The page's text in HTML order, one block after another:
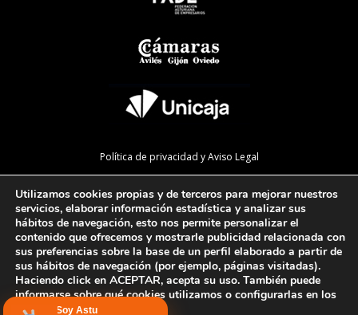
Política de privacidad y Aviso Legal
Política de calidad
Mapa de la web
Preguntas Frecuentes
Configurar cookies
Soy Astu
Utilizamos cookies propias y de terceros para mejorar nuestros
servicios, elaborar información estadística y analizar sus
hábitos de navegación, esto nos permite personalizar el
contenido que ofrecemos y mostrarle publicidad relacionada con
sus preferencias sobre la base de un perfil elaborado a partir de
sus hábitos de navegación (por ejemplo, páginas visitadas).
Haciendo click en ACEPTAR, acepta su uso. También puede
informarse sobre qué cookies utilizamos o configurarlas en los
AJUSTES.